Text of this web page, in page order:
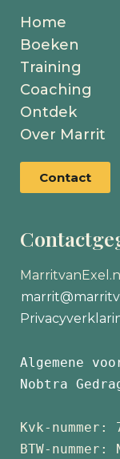
Home
Boeken
Training
Coaching
Ontdek
Over Marrit
Contact
Algemene
Nobtra
Kvk-nummer:
BTW-nummer: